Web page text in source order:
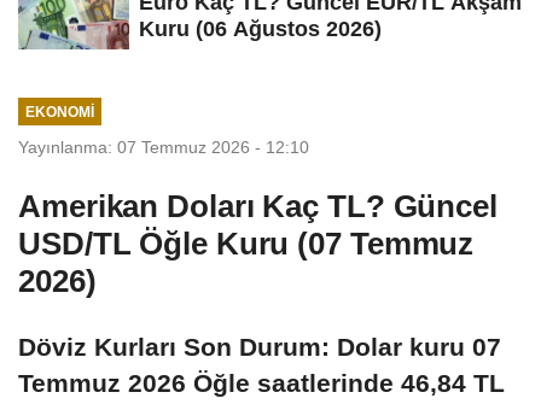
Kuru (06 Ağustos 2026)
EKONOMI
Yayınlanma: 07 Temmuz 2026 - 12:10
Amerikan Doları Kaç TL? Güncel
USD/TL Öğle Kuru (07 Temmuz
2026)
Döviz Kurları Son Durum: Dolar kuru 07
Temmuz 2026 Öğle saatlerinde 46,84 TL